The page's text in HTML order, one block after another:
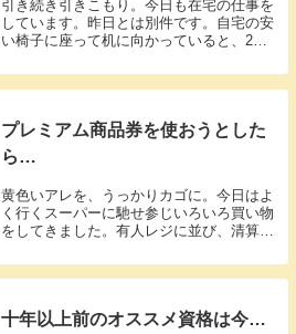
引き続き引きこもり。今日も在宅の仕事を
しています。昨日とは別件です。自宅の安
い椅子に座って机に向かっていると、2時
プレミアム商品券を使おうとした
ら…
黄色いアレを、うっかりカゴに。今日はよ
く行くスーパーに馳せ参じいろいろ買い物
をしてきました。有人レジに並び、清算の
十年以上前のオススメ資格は今…